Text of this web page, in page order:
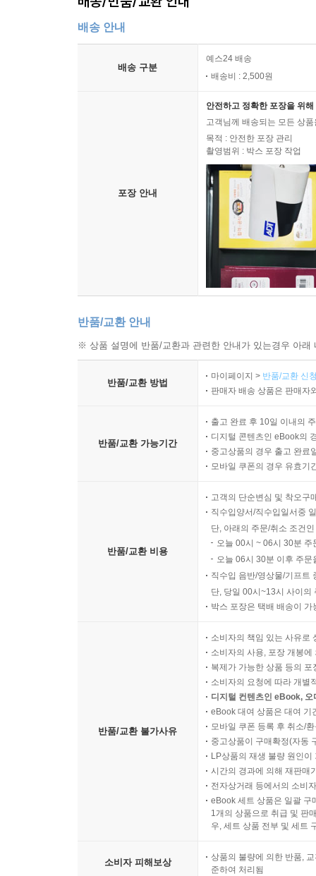
배송 안내
배송 구분
예스24 배송
배송비 : 2,500원
포장 안내
안전하고 정확한 포장을 위
고객님께 배송되는 모든 상
목적 : 안전한 포장 관리
촬영범위 : 박스 포장 작업
반품/교환 안내
※ 상품 설명에 반품/교환과 관련한 안내가 있는경우 아
반품/교환 방법
마이페이지 > 반품/교환 신
판매자 배송 상품은 판매자
반품/교환 가능기간
출고 완료 후 10일 이내의
디지털 콘텐츠인 eBook의
중고상품의 경우 출고 완료
모바일 쿠폰의 경우 유효기
반품/교환 비용
고객의 단순변심 및 착오구
직수입양서/직수입일서중
단, 아래의 주문/취소 조건
오늘 00시 ~ 06시 30분
오늘 06시 30분 이후 주
직수입 음반/영상물/기프트
단, 당일 00시~13시 사이의
박스 포장은 택배 배송이
반품/교환 불가사유
소비자의 책임 있는 사유로
소비자의 사용, 포장 개봉
복제가 가능한 상품 등의
소비자의 요청에 따라 개별
디지털 컨텐츠인 eBook,
eBook 대여 상품은 대여 기
모바일 쿠폰 등록 후 취소/
중고상품이 구매확정(자동
LP상품의 재생 불량 원인
시간의 경과에 의해 재판매
전자상거래 등에서의 소비
eBook 세트 상품은 일괄 구
1개의 상품으로 취급 및 판
우, 세트 상품 전부 및 세트
소비자 피해보상
상품의 불량에 의한 반품,
준하여 처리됨